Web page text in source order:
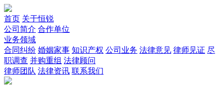
首页 关于恒锐
公司简介 合作单位
业务领域
合同纠纷 婚姻家事 知识产权 公司业务 法律意见 律师见证 尽
职调查 并购重组 法律顾问
律师团队 法律资讯 联系我们